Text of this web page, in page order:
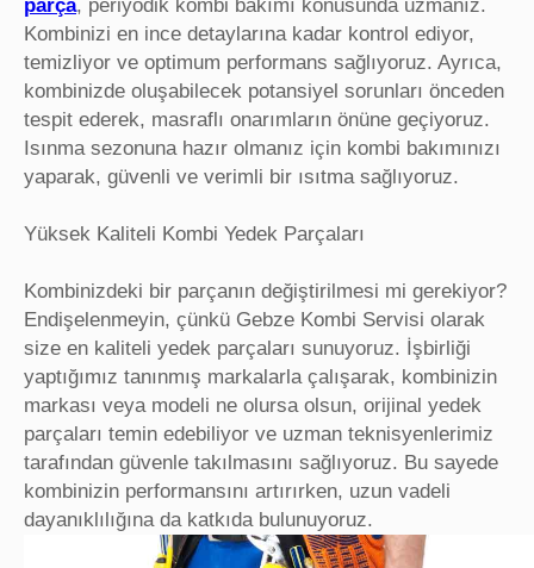
parça, periyodik kombi bakımı konusunda uzmanız.
Kombinizi en ince detaylarına kadar kontrol ediyor,
temizliyor ve optimum performans sağlıyoruz. Ayrıca,
kombinizde oluşabilecek potansiyel sorunları önceden
tespit ederek, masraflı onarımların önüne geçiyoruz.
Isınma sezonuna hazır olmanız için kombi bakımınızı
yaparak, güvenli ve verimli bir ısıtma sağlıyoruz.
Yüksek Kaliteli Kombi Yedek Parçaları
Kombinizdeki bir parçanın değiştirilmesi mi gerekiyor?
Endişelenmeyin, çünkü Gebze Kombi Servisi olarak
size en kaliteli yedek parçaları sunuyoruz. İşbirliği
yaptığımız tanınmış markalarla çalışarak, kombinizin
markası veya modeli ne olursa olsun, orijinal yedek
parçaları temin edebiliyor ve uzman teknisyenlerimiz
tarafından güvenle takılmasını sağlıyoruz. Bu sayede
kombinizin performansını artırırken, uzun vadeli
dayanıklılığına da katkıda bulunuyoruz.